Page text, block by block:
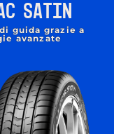
SATIN
guida grazie a
avanzate